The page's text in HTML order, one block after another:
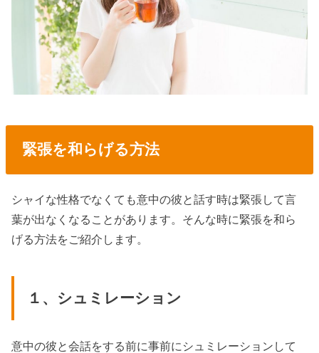
緊張を和らげる方法
シャイな性格でなくても意中の彼と話す時は緊張して言
葉が出なくなることがあります。そんな時に緊張を和ら
げる方法をご紹介します。
１、シュミレーション
意中の彼と会話をする前に事前にシュミレーションして